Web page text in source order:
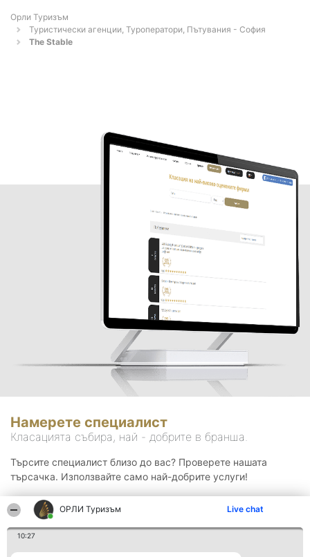
ОРЛИ Туризъм Live chat
10:27
Орли Туризъм
Туристически агенции, Туроператори, Пътувания - София
The Stable
Намерете специалист
Класацията събира, най - добрите в бранша.
Търсите специалист близо до вас? Проверете нашата
търсачка. Използвайте само най-добрите услуги!